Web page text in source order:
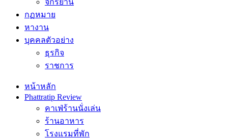
จักรยาน
กฏหมาย
หางาน
บุคคลตัวอย่าง
ธุรกิจ
ราชการ
หน้าหลัก
Phattratip Review
คาเฟ่ร้านนั่งเล่น
ร้านอาหาร
โรงแรมที่พัก